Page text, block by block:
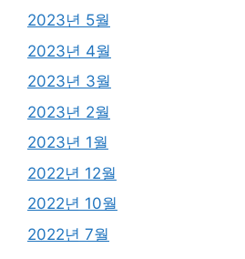
2023년 5월
2023년 4월
2023년 3월
2023년 2월
2023년 1월
2022년 12월
2022년 10월
2022년 7월